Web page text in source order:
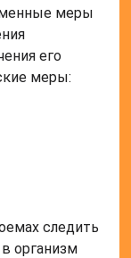
меры
его
меры:
следить
организм